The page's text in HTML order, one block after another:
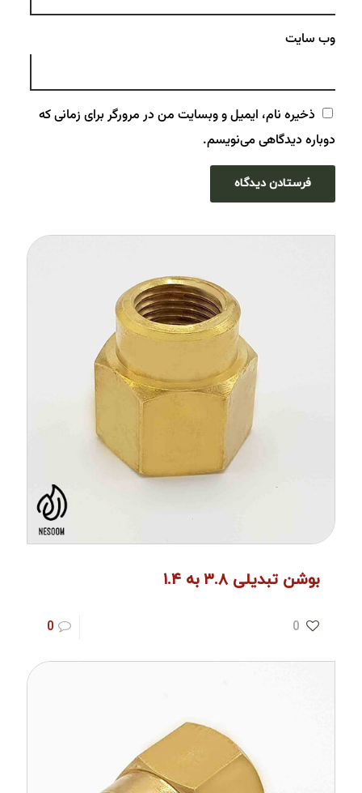
وب‌ سایت
ذخیره نام، ایمیل و وبسایت من در مرورگر برای زمانی که
دوباره دیدگاهی می‌نویسم.
بوشن تبدیلی ۳.۸ به ۱.۴
0
0